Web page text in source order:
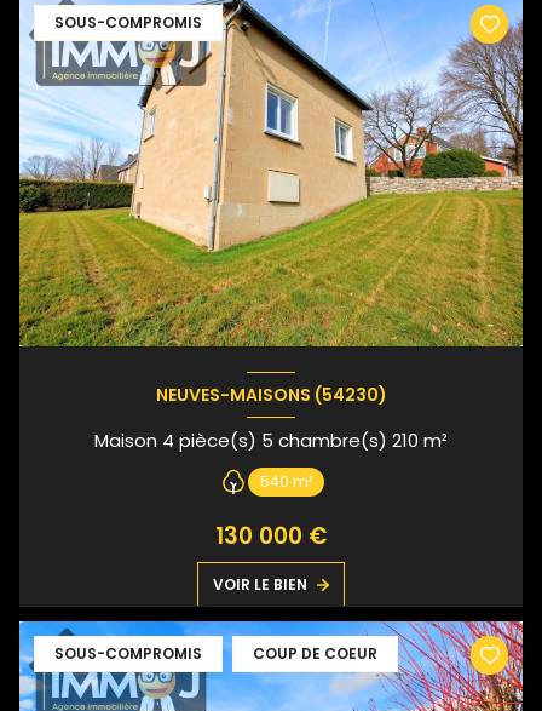
SOUS-COMPROMIS
NEUVES-MAISONS (54230)
Maison 4 pièce(s) 5 chambre(s) 210 m²
540 m²
130 000 €
VOIR LE BIEN
SOUS-COMPROMIS COUP DE COEUR